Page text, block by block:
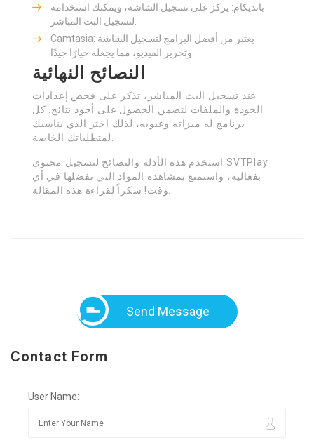
بانديكام: يركز على تسجيل الشاشة، ويمكنك استخدامه
Camtasia: يعتبر من أفضل البرامج لتسجيل الشاشة
النصائح النهائية
عند تسجيل البث المباشر، تذكر على فحص إعدادات
الجودة والملفات لتضمن الحصول على أجود نتائج. كل
برنامج له ميزاته وعيوبه، لذلك اختر الذي يناسبك
استخدم هذه الأدلة والنصائح لتسجيل محتوى SVTPlay
بفعالية، واستمتع بمشاهدة المواد التي تفضلها في أي
Send Message
Contact Form
User Name: